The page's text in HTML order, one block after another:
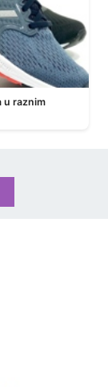
u raznim